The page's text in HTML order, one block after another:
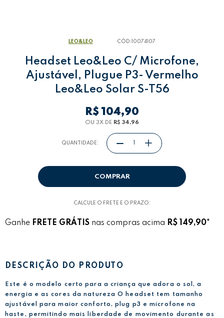
LEO&LEO CÓD: 10074107
Headset Leo&Leo C/ Microfone,
Ajustável, Plugue P3- Vermelho
Leo&Leo Solar S-T56
R$ 104,90
OU 3X DE R$ 34,96
QUANTIDADE:
COMPRAR
CALCULE O FRETE E O PRAZO:
Ganhe FRETE GRÁTIS nas compras acima R$ 149,90*
DESCRIÇÃO DO PRODUTO
Este é o modelo certo para a criança que adora o sol, a
energia e as cores da natureza O headset tem tamanho
ajustável para maior conforto, plug p3 e microfone na
haste, permitindo mais liberdade de movimento durante as